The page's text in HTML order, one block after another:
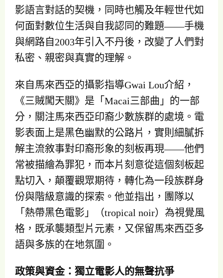
影語言對話的契機，同時也觸及年輕世代如
何面對數位生活與自我認同的難題——手機
與網路自2003年引入不丹後，改變了人們對
私密、親密與真實的理解。
來自馬來西亞的攝影指導Gwai Lou介紹，
《三賊闖天關》是「Macai三部曲」的一部
分，關注馬來西亞印裔少數族群的處境。電
影表面上是黑色幽默的公路片，實則細膩拆
解主流敘事對印裔形象的刻板再現——他們
常被描繪為罪犯，而本片刻意從這個刻板起
點切入，顛覆觀眾期待，轉化為一段族群身
份與階級意識的探索。他並指出，團隊以
「熱帶黑色電影」（tropical noir）為視覺風
格，既承襲類型片元素，又保留馬來西亞多
語與多族的在地氛圍。
政策與資金：獨立電影人的無聲抗爭